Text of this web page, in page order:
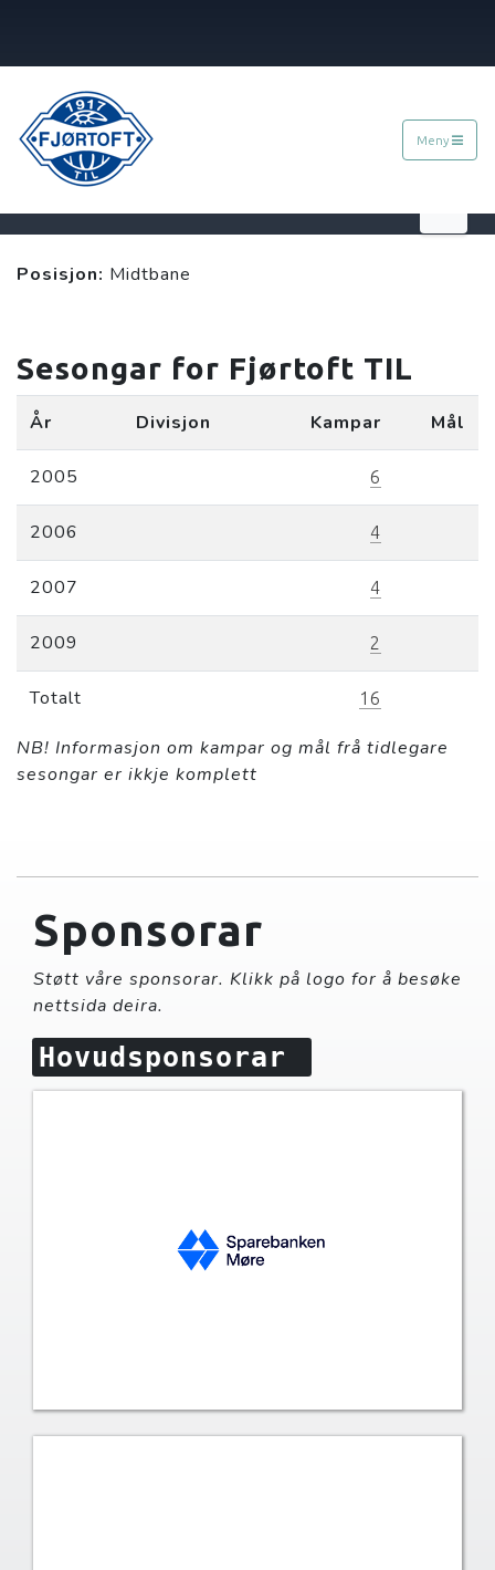
Meny
Håvard Silseth
Posisjon: Midtbane
Sesongar for Fjørtoft TIL
År Divisjon Kampar Mål
2005 6
2006 4
2007 4
2009 2
Totalt 16
NB! Informasjon om kampar og mål frå tidlegare
sesongar er ikkje komplett
Sponsorar
Støtt våre sponsorar. Klikk på logo for å besøke
nettsida deira.
Hovudsponsorar